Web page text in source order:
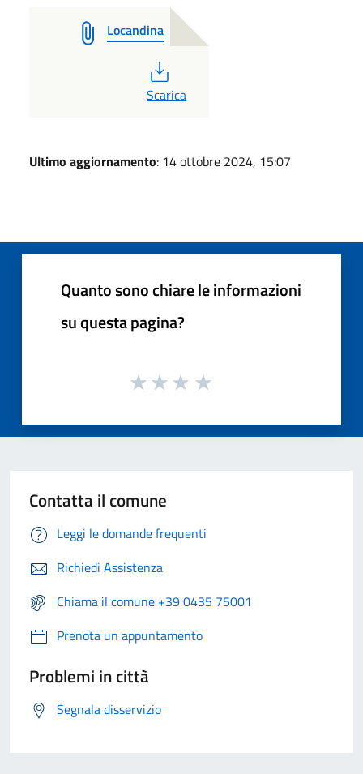
Locandina
PDF
Scarica
Ultimo aggiornamento: 14 ottobre 2024, 15:07
Quanto sono chiare le informazioni
su questa pagina?
Contatta il comune
Leggi le domande frequenti
Richiedi Assistenza
Chiama il comune +39 0435 75001
Prenota un appuntamento
Problemi in città
Segnala disservizio